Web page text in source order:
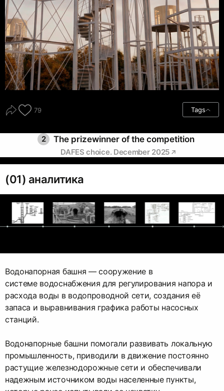
79 Tags
2 The prizewinner of the competition
DAFES choice. December 2025
(01) аналитика
Водонапорная башня — сооружение в
системе водоснабжения для регулирования напора и
расхода воды в водопроводной сети, создания её
запаса и выравнивания графика работы насосных
станций.
Водонапорные башни помогали развивать локальную
промышленность, приводили в движение постоянно
растущие железнодорожные сети и обеспечивали
надежным источником воды населенные пункты,